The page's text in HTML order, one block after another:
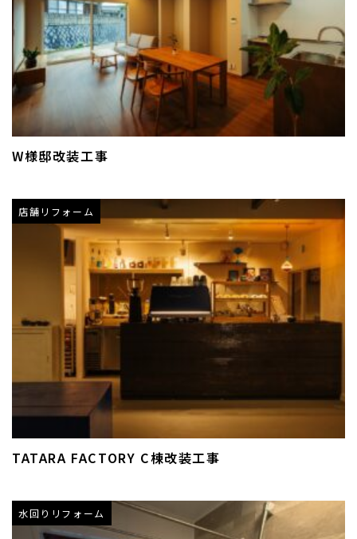
W様邸改装工事
店舗リフォーム
TATARA FACTORY C棟改装工事
水回りリフォーム